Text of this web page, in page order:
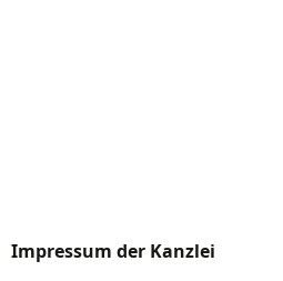
Impressum der Kanzlei